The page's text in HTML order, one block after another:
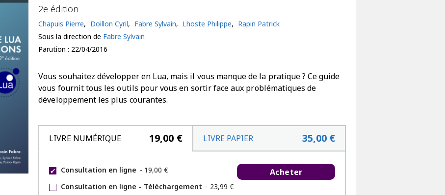
2e édition
Chapuis Pierre, Doillon Cyril, Fabre Sylvain, Lhoste Philippe, Rapin Patrick
Sous la direction de Fabre Sylvain
Parution : 22/04/2016
Vous souhaitez développer en Lua, mais il vous manque de la pratique ? Ce guide
vous fournit tous les outils pour vous en sortir face aux problématiques de
développement les plus courantes.
LIVRE NUMÉRIQUE 19,00 € LIVRE PAPIER 35,00 €
✔ Consultation en ligne - 19,00 €
Consultation en ligne - Téléchargement - 23,99 €
Acheter